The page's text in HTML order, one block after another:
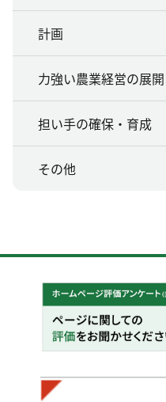
計画
力強い農業経営の展開
担い手の確保・育成
その他